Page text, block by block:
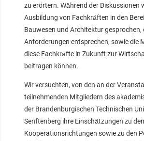
zu erörtern. Während der Diskussionen
Ausbildung von Fachkräften in den
Bauwesen und Architektur gesprochen,
Anforderungen entsprechen, sowie die
diese Fachkräfte in Zukunft zur
beitragen können.
Wir versuchten, von den an der
teilnehmenden Mitgliedern des
der Brandenburgischen Technischen
Senftenberg ihre Einschätzungen zu den
Kooperationsrichtungen sowie zu den